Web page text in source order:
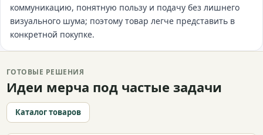
коммуникацию, понятную пользу и подачу без лишнего
визуального шума; поэтому товар легче представить в
конкретной покупке.
ГОТОВЫЕ РЕШЕНИЯ
Идеи мерча под частые задачи
Каталог товаров